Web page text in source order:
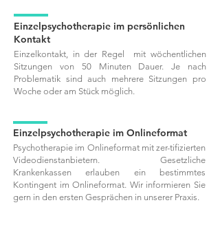
Einzelpsychotherapie im persönlichen
Kontakt
Einzelkontakt, in der Regel mit wöchentlichen
Sitzungen von 50 Minuten Dauer. Je nach
Problematik sind auch mehrere Sitzungen pro
Woche oder am Stück möglich.
Einzelpsychotherapie im Onlineformat
Psychotherapie im Onlineformat mit zer-tifizierten
Videodienstanbietern. Gesetzliche
Krankenkassen erlauben ein bestimmtes
Kontingent im Onlineformat. Wir informieren Sie
gern in den ersten Gesprächen in unserer Praxis.